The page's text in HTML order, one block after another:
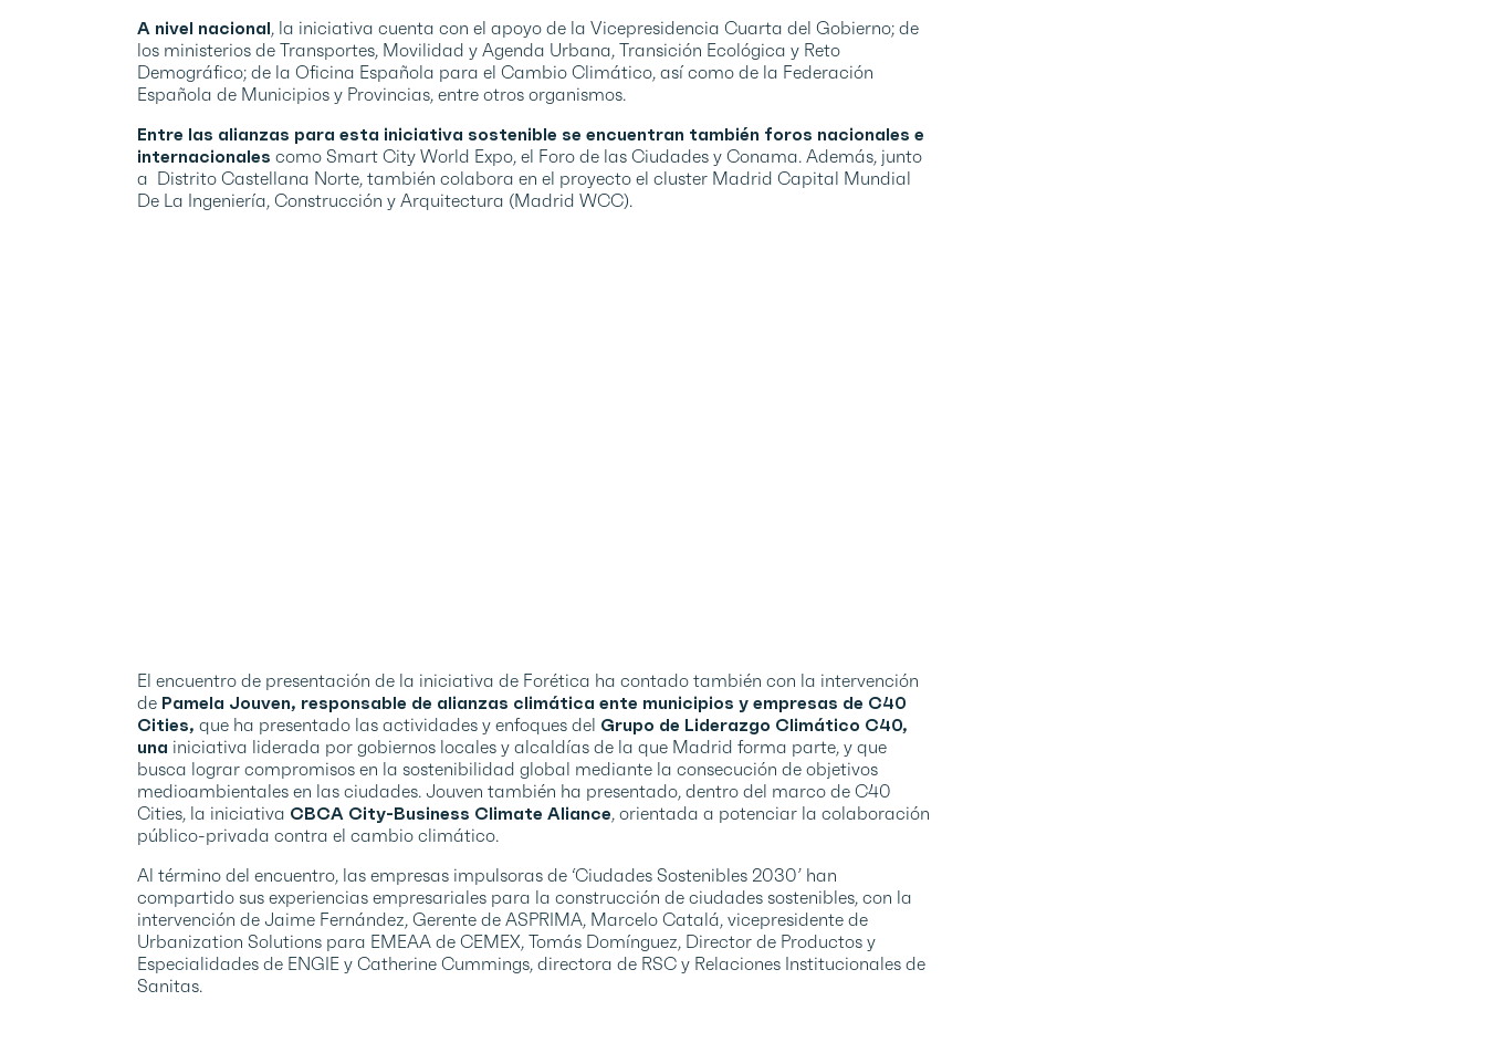
A nivel nacional, la iniciativa cuenta con el apoyo de la Vicepresidencia Cuarta del Gobierno; de
los ministerios de Transportes, Movilidad y Agenda Urbana, Transición Ecológica y Reto
Demográfico; de la Oficina Española para el Cambio Climático, así como de la Federación
Española de Municipios y Provincias, entre otros organismos.
Entre las alianzas para esta iniciativa sostenible se encuentran también foros nacionales e
internacionales como Smart City World Expo, el Foro de las Ciudades y Conama. Además, junto
a Distrito Castellana Norte, también colabora en el proyecto el cluster Madrid Capital Mundial
De La Ingeniería, Construcción y Arquitectura (Madrid WCC).
El encuentro de presentación de la iniciativa de Forética ha contado también con la intervención
de Pamela Jouven, responsable de alianzas climática ente municipios y empresas de C40
Cities, que ha presentado las actividades y enfoques del Grupo de Liderazgo Climático C40,
una iniciativa liderada por gobiernos locales y alcaldías de la que Madrid forma parte, y que
busca lograr compromisos en la sostenibilidad global mediante la consecución de objetivos
medioambientales en las ciudades. Jouven también ha presentado, dentro del marco de C40
Cities, la iniciativa CBCA City-Business Climate Aliance, orientada a potenciar la colaboración
público-privada contra el cambio climático.
Al término del encuentro, las empresas impulsoras de ‘Ciudades Sostenibles 2030’ han
compartido sus experiencias empresariales para la construcción de ciudades sostenibles, con la
intervención de Jaime Fernández, Gerente de ASPRIMA, Marcelo Catalá, vicepresidente de
Urbanization Solutions para EMEAA de CEMEX, Tomás Domínguez, Director de Productos y
Especialidades de ENGIE y Catherine Cummings, directora de RSC y Relaciones Institucionales de
Sanitas.